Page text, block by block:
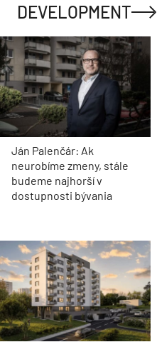
DEVELOPMENT
Ján Palenčár: Ak
neurobíme zmeny, stále
budeme najhorší v
dostupnosti bývania